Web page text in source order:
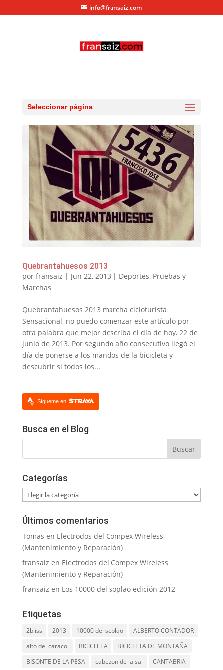
info@fransaiz.com
Seleccionar página
Quebrantahuesos 2013
por fransaiz | Jun 22, 2013 | Deportes, Pruebas y
Marchas
Quebrantahuesos 2013 marcha cicloturista
Sensacional, no puedo comenzar este artículo por
otra palabra que mejor describa el día de hoy, 22 de
junio de 2013. Por segundo año consecutivo llegó el
día de ponerse a los mandos de la bicicleta y
descubrir si todos los...
Sígueme en
Busca en el Blog
Categorías
Categorías
Últimos comentarios
Tomas en Electrodos del Compex Wireless
(Mantenimiento y Reparación)
fransaiz en Electrodos del Compex Wireless
(Mantenimiento y Reparación)
fransaiz en Los 10000 del soplao edición 2012
Etiquetas
2bliss 2013 10000 del soplao
ALBERTO CONTADOR
alto del caracol
BICICLETA
BICICLETA DE MONTAÑA
BISONTE DE LA PESA
cabezon de la sal CANTABRIA